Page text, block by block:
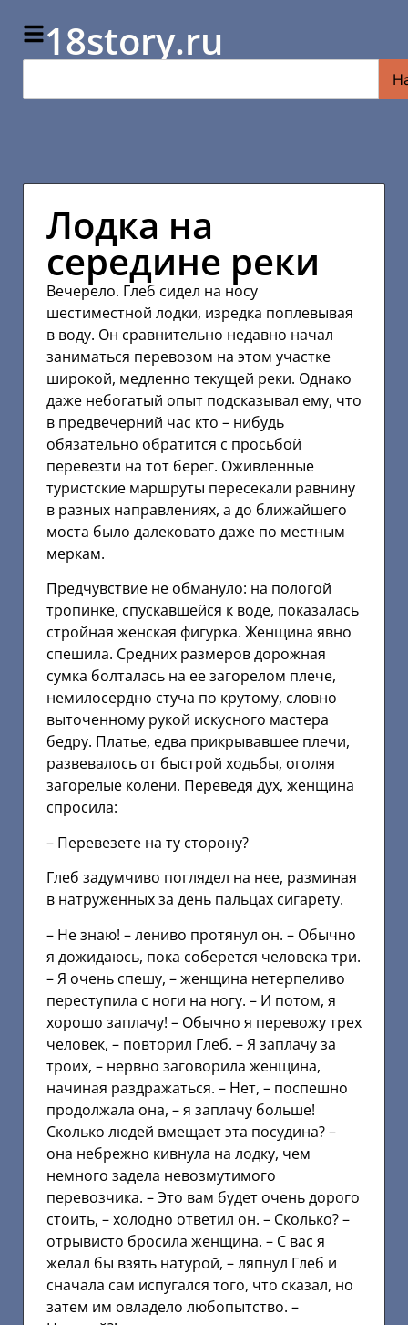
18story.ru
Лодка на
середине реки
Вечерело. Глеб сидел на носу
шестиместной лодки, изредка поплевывая
в воду. Он сравнительно недавно начал
заниматься перевозом на этом участке
широкой, медленно текущей реки. Однако
даже небогатый опыт подсказывал ему, что
в предвечерний час кто – нибудь
обязательно обратится с просьбой
перевезти на тот берег. Оживленные
туристские маршруты пересекали равнину
в разных направлениях, а до ближайшего
моста было далековато даже по местным
меркам.
Предчувствие не обмануло: на пологой
тропинке, спускавшейся к воде, показалась
стройная женская фигурка. Женщина явно
спешила. Средних размеров дорожная
сумка болталась на ее загорелом плече,
немилосердно стуча по крутому, словно
выточенному рукой искусного мастера
бедру. Платье, едва прикрывавшее плечи,
развевалось от быстрой ходьбы, оголяя
загорелые колени. Переведя дух, женщина
спросила:
– Перевезете на ту сторону?
Глеб задумчиво поглядел на нее, разминая
в натруженных за день пальцах сигарету.
– Не знаю! – лениво протянул он. – Обычно
я дожидаюсь, пока соберется человека три.
– Я очень спешу, – женщина нетерпеливо
переступила с ноги на ногу. – И потом, я
хорошо заплачу! – Обычно я перевожу трех
человек, – повторил Глеб. – Я заплачу за
троих, – нервно заговорила женщина,
начиная раздражаться. – Нет, – поспешно
продолжала она, – я заплачу больше!
Сколько людей вмещает эта посудина? –
она небрежно кивнула на лодку, чем
немного задела невозмутимого
перевозчика. – Это вам будет очень дорого
стоить, – холодно ответил он. – Сколько? –
отрывисто бросила женщина. – С вас я
желал бы взять натурой, – ляпнул Глеб и
сначала сам испугался того, что сказал, но
затем им овладело любопытство. –